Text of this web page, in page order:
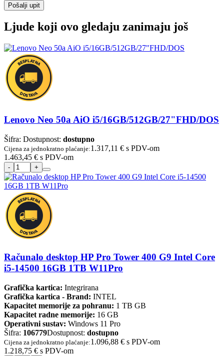
Pošalji upit
Ljude koji ovo gledaju zanimaju još
Lenovo Neo 50a AiO i5/16GB/512GB/27"FHD/DOS
Šifra: Dostupnost: dostupno
Cijena za jednokratno plaćanje:1.317,11 € s PDV-om
1.463,45 € s PDV-om
Računalo desktop HP Pro Tower 400 G9 Intel Core
i5-14500 16GB 1TB W11Pro
Grafička kartica: Integrirana
Grafička kartica - Brand: INTEL
Kapacitet memorije za pohranu: 1 TB GB
Kapacitet radne memorije: 16 GB
Operativni sustav: Windows 11 Pro
Šifra: 106779Dostupnost: dostupno
Cijena za jednokratno plaćanje:1.096,88 € s PDV-om
1.218,75 € s PDV-om